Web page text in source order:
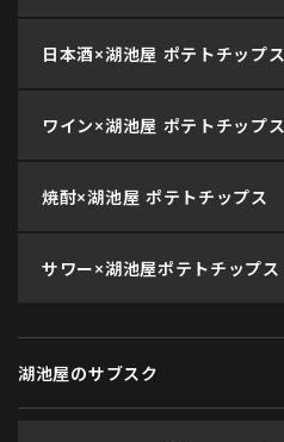
日本酒×湖池屋 ポテトチップス
ワイン×湖池屋 ポテトチップス
焼酎×湖池屋 ポテトチップス
サワー×湖池屋ポテトチップス
湖池屋のサブスク